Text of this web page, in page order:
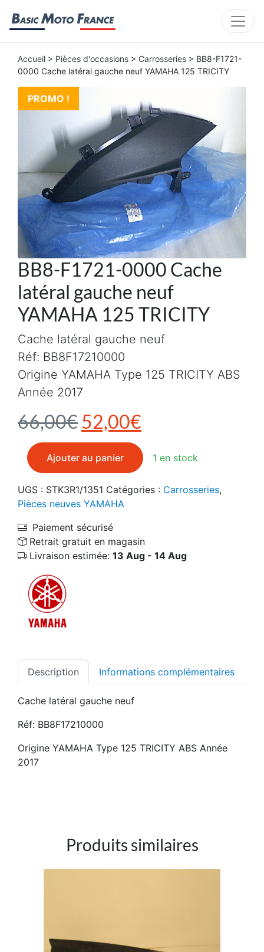
Accueil > Pièces d'occasions > Carrosseries > BB8-F1721-
0000 Cache latéral gauche neuf YAMAHA 125 TRICITY
PROMO !
BB8-F1721-0000 Cache
latéral gauche neuf
YAMAHA 125 TRICITY
66,00€ Le prix initial était :
52,00€
Cache latéral gauche neuf
Réf: BB8F17210000
Origine YAMAHA Type 125 TRICITY ABS
Année 2017
1 en stock
quantité de BB8-F1721-0000 Cache latéral gauche
Ajouter au panier
UGS : STK3R1/1351 Catégories : Carrosseries,
Pièces neuves YAMAHA
Paiement sécurisé
Retrait gratuit en magasin
Livraison estimée: 13 Aug - 14 Aug
Description Informations complémentaires
Cache latéral gauche neuf
Réf: BB8F17210000
Origine YAMAHA Type 125 TRICITY ABS Année
2017
Produits similaires